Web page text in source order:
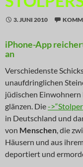
3. JUNI 2010
iPhone-App
an
Verschiedenste
unaufdringlichen
jüdischen
glänzen. Die-
in Deutschland und
von Menschen, die
Häusern und aus
deportiert und